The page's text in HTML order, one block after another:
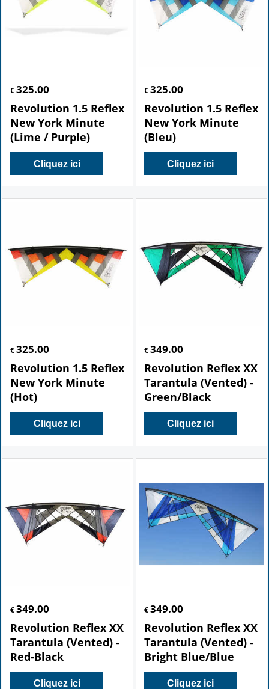
€ 325.00
Revolution 1.5 Reflex
New York Minute
(Lime / Purple)
Cliquez ici
€325.00
Revolution 1.5 Reflex
New York Minute
(Bleu)
Cliquez ici
€ 325.00
Revolution 1.5 Reflex
New York Minute
(Hot)
Cliquez ici
€349.00
Revolution Reflex XX
Tarantula (Vented) -
Green/Black
Cliquez ici
€ 349.00
Revolution Reflex XX
Tarantula (Vented) -
Red-Black
Cliquez ici
€349.00
Revolution Reflex XX
Tarantula (Vented) -
Bright Blue/Blue
Cliquez ici